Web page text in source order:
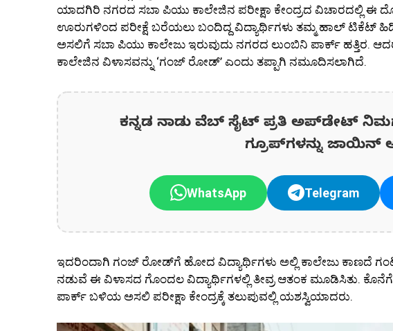
ಯಾದಗಿರಿ ನಗರದ ಸಬಾ ಪಿಯು ಕಾಲೇಜಿನ ಪರೀಕ್ಷಾ ಕೇಂದ್ರದ ವಿಚಾರದಲ್ಲಿ ಈ
ಊರುಗಳಿಂದ ಪರೀಕ್ಷೆ ಬರೆಯಲು ಬಂದಿದ್ದ ವಿದ್ಯಾರ್ಥಿಗಳು ತಮ್ಮ ಹಾಲ್ ಟಿಕೆಟ್
ಅಸಲಿಗೆ ಸಬಾ ಪಿಯು ಕಾಲೇಜು ಇರುವುದು ನಗರದ ಲುಂಬಿನಿ ಪಾರ್ಕ್
ಕಾಲೇಜಿನ ವಿಳಾಸವನ್ನು ‘ಗಂಜ್ ರೋಡ್’ ಎಂದು ತಪ್ಪಾಗಿ ನಮೂದಿಸಲಾಗಿದೆ.
ಕನ್ನಡ ನಾಡು ವೆಬ್ ಸೈಟ್ ಪ್ರತಿ ಅಪ್‌ಡೇಟ್‌
ಗ್ರೂಪ್‌ಗಳನ್ನು ಜಾಯಿನ್
WhatsApp Telegram
ಇದರಿಂದಾಗಿ ಗಂಜ್ ರೋಡ್‌ಗೆ ಹೋದ ವಿದ್ಯಾರ್ಥಿಗಳು ಅಲ್ಲಿ ಕಾಲೇಜು ಕಾಣದೆ
ನಡುವೆ ಈ ವಿಳಾಸದ ಗೊಂದಲ ವಿದ್ಯಾರ್ಥಿಗಳಲ್ಲಿ ತೀವ್ರ ಆತಂಕ ಮೂಡಿಸಿತು.
ಪಾರ್ಕ್ ಬಳಿಯ ಅಸಲಿ ಪರೀಕ್ಷಾ ಕೇಂದ್ರಕ್ಕೆ ತಲುಪುವಲ್ಲಿ ಯಶಸ್ವಿಯಾದರು.